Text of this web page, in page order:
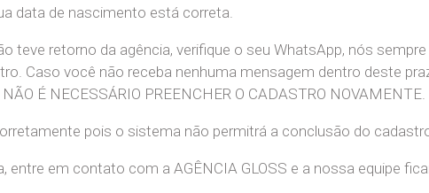
data de nascimento está correta.
teve retorno da agência, verifique o seu WhatsApp, nós
Caso você não receba nenhuma mensagem dentro deste
É NECESSÁRIO PREENCHER O CADASTRO NOVAMENTE.
pois o sistema não permitrá a conclusão do
entre em contato com a AGÊNCIA GLOSS e a nossa equipe